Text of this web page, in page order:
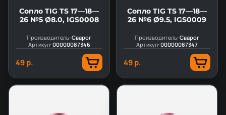
Сопло TIG TS 17—18—
26 №5 Ø8.0, IGS0008
Производитель:Сварог
Артикул:00000087346
49 р.
Сопло TIG TS 17—18—
26 №6 Ø9.5, IGS0009
Производитель:Сварог
Артикул:00000087347
49 р.